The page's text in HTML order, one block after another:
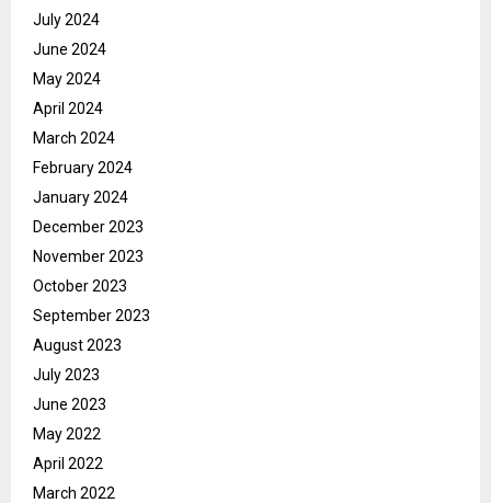
July 2024
June 2024
May 2024
April 2024
March 2024
February 2024
January 2024
December 2023
November 2023
October 2023
September 2023
August 2023
July 2023
June 2023
May 2022
April 2022
March 2022